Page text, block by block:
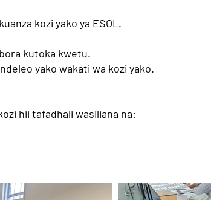
kozi yako ya ESOL.
kutoka kwetu.
yako wakati wa kozi yako.
hii tafadhali wasiliana na: